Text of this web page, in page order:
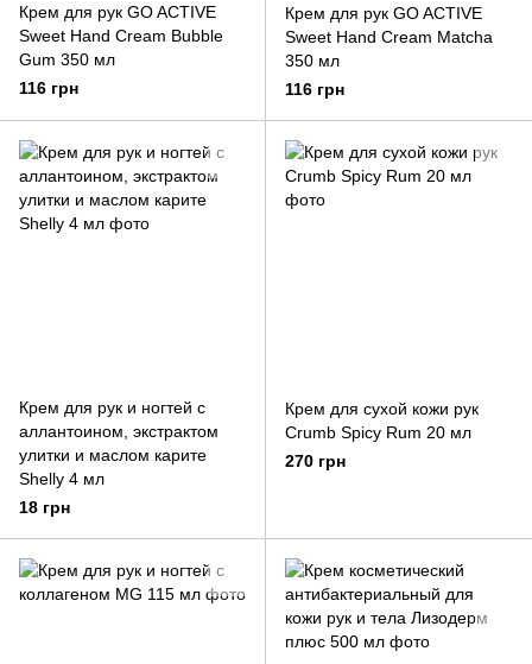
Крем для рук GO ACTIVE
Sweet Hand Cream Bubble
Gum 350 мл
116 грн
Крем для рук GO ACTIVE
Sweet Hand Cream Matcha
350 мл
116 грн
Крем для рук и ногтей с
аллантоином, экстрактом
улитки и маслом карите
Shelly 4 мл
18 грн
Крем для сухой кожи рук
Crumb Spicy Rum 20 мл
270 грн